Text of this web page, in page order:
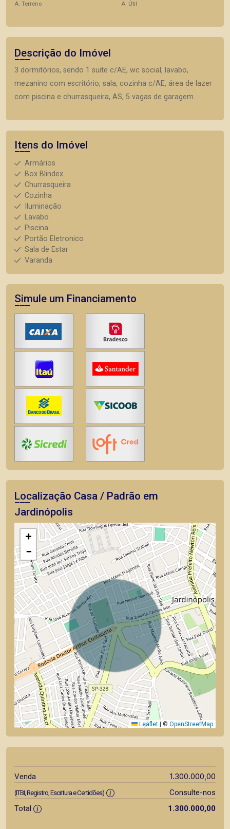
A. Terreno A. Útil
Descrição do Imóvel
3 dormitórios, sendo 1 suite c/AE, wc social, lavabo,
mezanino com escritório, sala, cozinha c/AE, área de lazer
com piscina e churrasqueira, AS, 5 vagas de garagem.
Itens do Imóvel
Armários
Box Blindex
Churrasqueira
Cozinha
Iluminação
Lavabo
Piscina
Portão Eletronico
Sala de Estar
Varanda
Simule um Financiamento
Localização Casa / Padrão em
Jardinópolis
+
−
Leaflet © OpenStreetMap
Venda 1.300.000,00
(ITBI, Registro, Escritura e Certidões)
Consulte-nos
Total
1.300.000,00